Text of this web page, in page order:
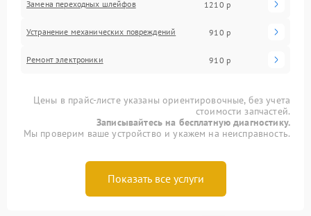
Замена переходных шлейфов 1210 р
Устранение механических повреждений 910 р
Ремонт электроники 910 р
Цены в прайс-листе указаны ориентировочные, без учета
стоимости запчастей.
Записывайтесь на бесплатную диагностику.
Мы проверим ваше устройство и укажем на неисправность.
Показать все услуги